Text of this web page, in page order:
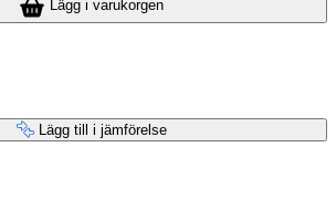
Lägg i varukorgen
Lägg till i jämförelse